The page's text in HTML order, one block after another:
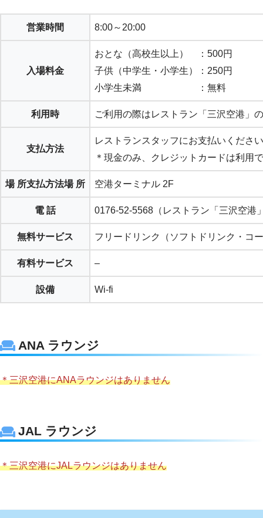
営業時間 8:00～20:00
入場料金
おとな（高校生以上） ：500円
子供（中学生・小学生）：250円
小学生未満 ：無料
利用時 ご利用の際はレストラン「三沢空港」
支払方法
レストランスタッフにお支払いください
＊現金のみ、クレジットカードは利用
場 所支払方法場 所 空港ターミナル 2F
電 話 0176-52-5568（レストラン「三沢空港
無料サービス フリードリンク（ソフトドリンク・コ
有料サービス –
設備 Wi-fi
ANA ラウンジ
＊三沢空港にANAラウンジはありません
JAL ラウンジ
＊三沢空港にJALラウンジはありません